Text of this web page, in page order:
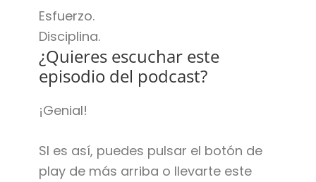
Esfuerzo.
Disciplina.
¿Quieres escuchar este
episodio del podcast?
¡Genial!
SI es así, puedes pulsar el botón de
play de más arriba o llevarte este